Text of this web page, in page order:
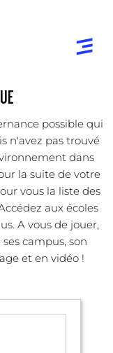
possible qui
n'avez pas trouvé
dans
la suite de votre
vous la liste des
aux écoles
A vous de jouer,
campus, son
et en vidéo !